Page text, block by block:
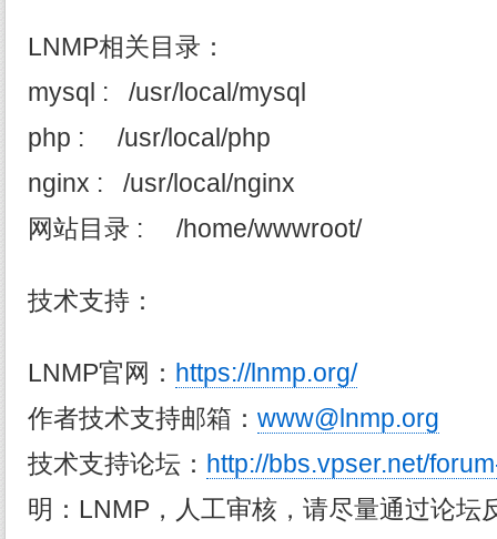
LNMP相关目录：
mysql : /usr/local/mysql
php : /usr/local/php
nginx : /usr/local/nginx
网站目录 : /home/wwwroot/
技术支持：
LNMP官网： https://lnmp.org/
作者技术支持邮箱： www@lnmp.org
技术支持论坛： http://bbs.vpser.net/
明：LNMP，人工审核，请尽量通过论坛